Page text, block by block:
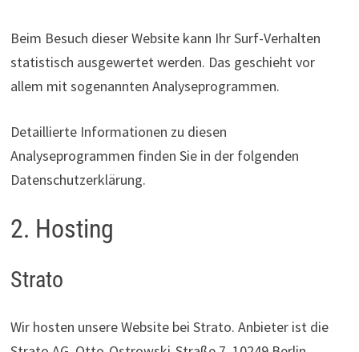
Beim Besuch dieser Website kann Ihr Surf-Verhalten
statistisch ausgewertet werden. Das geschieht vor
allem mit sogenannten Analyseprogrammen.
Detaillierte Informationen zu diesen
Analyseprogrammen finden Sie in der folgenden
Datenschutzerklärung.
2. Hosting
Strato
Wir hosten unsere Website bei Strato. Anbieter ist die